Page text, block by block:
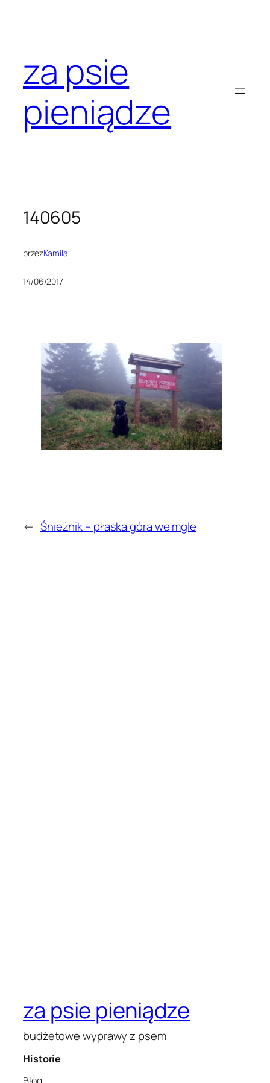
za psie
pieniądze
140605
przezKamila
14/06/2017·
← Śnieżnik – płaska góra we mgle
za psie pieniądze
budżetowe wyprawy z psem
Historie